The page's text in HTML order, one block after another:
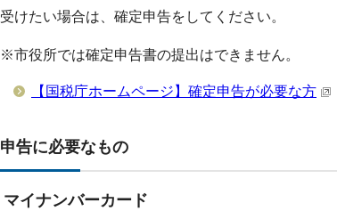
受けたい場合は、確定申告をしてください。
※市役所では確定申告書の提出はできません。
【国税庁ホームページ】確定申告が必要な方
申告に必要なもの
マイナンバーカード